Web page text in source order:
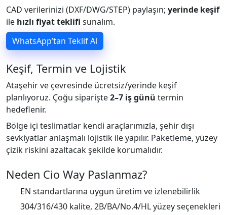
CAD verilerinizi (DXF/DWG/STEP) paylaşın; yerinde keşif
ile hızlı fiyat teklifi sunalım.
WhatsApp’tan Teklif Al
Keşif, Termin ve Lojistik
Ataşehir ve çevresinde ücretsiz/yerinde keşif
planlıyoruz. Çoğu siparişte2–7 iş günü termin
hedeflenir.
Bölge içi teslimatlar kendi araçlarımızla, şehir dışı
sevkiyatlar anlaşmalı lojistik ile yapılır. Paketleme, yüzey
çizik riskini azaltacak şekilde korumalıdır.
Neden Cio Way Paslanmaz?
EN standartlarına uygun üretim ve izlenebilirlik
304/316/430 kalite, 2B/BA/No.4/HL yüzey seçenekleri